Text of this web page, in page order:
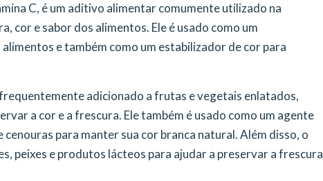
C, é um aditivo alimentar comumente utilizado na
cor e sabor dos alimentos. Ele é usado como um
e também como um estabilizador de cor para
adicionado a frutas e vegetais enlatados,
a cor e a frescura. Ele também é usado como um agente
para manter sua cor branca natural. Além disso, o
peixes e produtos lácteos para ajudar a preservar a frescura